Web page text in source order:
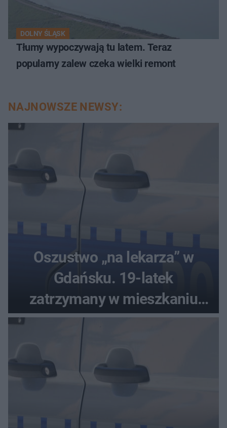
DOLNY ŚLĄSK
Tłumy wypoczywają tu latem. Teraz
popularny zalew czeka wielki remont
NAJNOWSZE NEWSY:
Oszustwo „na lekarza” w
Gdańsku. 19-latek
zatrzymany w mieszkaniu
seniora